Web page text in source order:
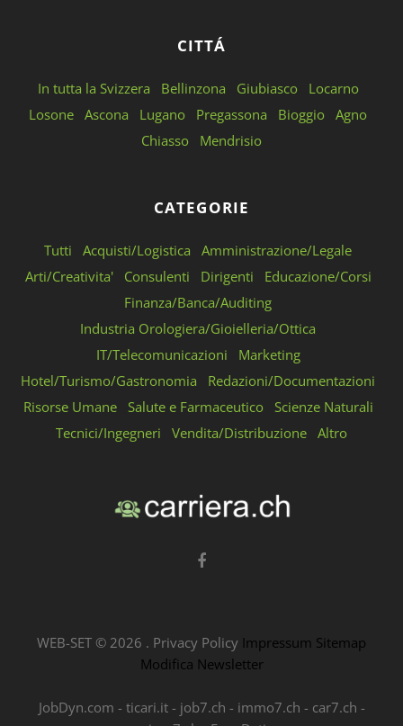
CITTÁ
In tutta la Svizzera Bellinzona Giubiasco
Locarno
Losone Ascona Lugano Pregassona Bioggio Agno
Chiasso
Mendrisio
CATEGORIE
Tutti Acquisti/Logistica
Amministrazione/Legale
Arti/Creativita'
Consulenti Dirigenti
Educazione/Corsi
Finanza/Banca/Auditing
Industria Orologiera/Gioielleria/Ottica
IT/Telecomunicazioni
Marketing
Hotel/Turismo/Gastronomia
Redazioni/Documentazioni
Risorse Umane
Salute e Farmaceutico
Scienze Naturali
Tecnici/Ingegneri
Vendita/Distribuzione Altro
WEB-SET © 2026 . Privacy Policy Impressum Sitemap
Modifica Newsletter
JobDyn.com - ticari.it- job7.ch - immo7.ch - car7.ch -